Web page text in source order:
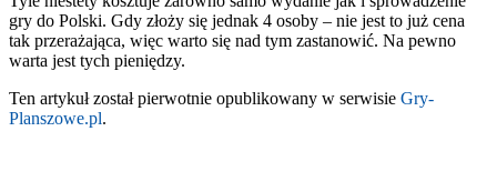
gry do Polski. Gdy złoży się jednak 4 osoby – nie jest to już cena
tak przerażająca, więc warto się nad tym zastanowić. Na pewno
warta jest tych pieniędzy.
Ten artykuł został pierwotnie opublikowany w serwisie Gry-
Planszowe.pl.